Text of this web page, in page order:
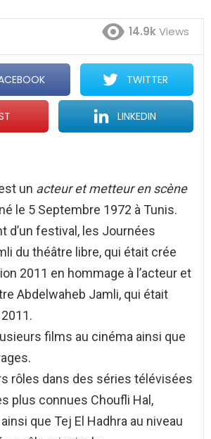
14.9kViews
TWITTER
LINKEDIN
un acteur et metteur en scène
le 5 Septembre 1972 à Tunis.
d’un festival, les Journées
du théâtre libre, qui était crée
2011 en hommage à l’acteur et
Abdelwaheb Jamli, qui était
films au cinéma ainsi que
rôles dans des séries télévisées
plus connues Choufli Hal,
que Tej El Hadhra au niveau